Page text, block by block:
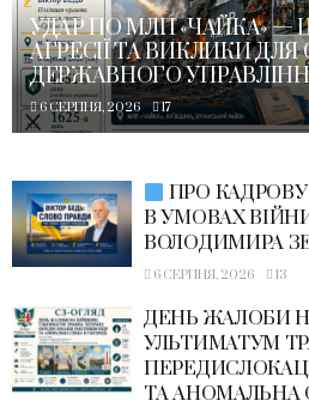
УДАР ПО МЛП «ЧАЙКА» —
АГРЕСІЇ ТА ВИКЛИКИ
ДЕРЖАВНОГО
6 СЕРПНЯ, 2026 17
ПРО КАДРОВУ
В УМОВАХ
ВОЛОДИМИРА
6 СЕРПНЯ, 2026 13
ДЕНЬ ЖАЛОБИ
УЛЬТИМАТУМ
ТА АНОМАЛЬНА